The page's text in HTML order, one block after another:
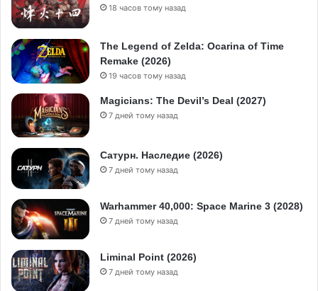
18 часов тому назад
The Legend of Zelda: Ocarina of Time
Remake (2026)
19 часов тому назад
Magicians: The Devil’s Deal (2027)
7 дней тому назад
Сатурн. Наследие (2026)
7 дней тому назад
Warhammer 40,000: Space Marine 3 (2028)
7 дней тому назад
Liminal Point (2026)
7 дней тому назад